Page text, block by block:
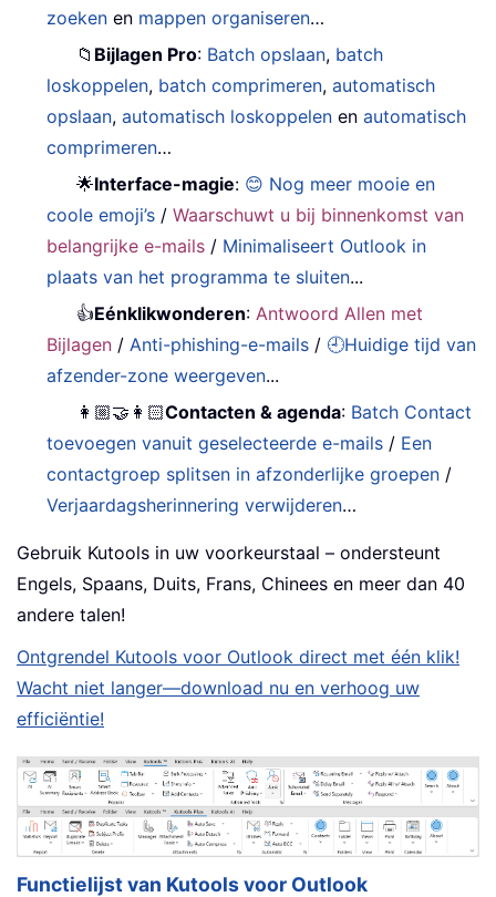
zoeken en mappen organiseren…
📁 Bijlagen Pro: Batch opslaan, batch
loskoppelen, batch comprimeren,automatisch
opslaan,automatisch loskoppelen enautomatisch
comprimeren…
🌟Interface-magie: 😊 Nog meer mooie en
coole emoji’s /Waarschuwt u bij binnenkomst van
belangrijke e-mails / Minimaliseert Outlook in
plaats van het programma te sluiten...
👍Eénklikwonderen:Antwoord Allen met
Bijlagen /Anti-phishing-e-mails / 🕘Huidige tijd van
afzender-zone weergeven...
👩🏼‍🤝‍👩🏻Contacten & agenda: Batch Contact
toevoegen vanuit geselecteerde e-mails / Een
contactgroep splitsen in afzonderlijke groepen /
Verjaardagsherinnering verwijderen…
Gebruik Kutools in uw voorkeurstaal – ondersteunt
Engels, Spaans, Duits, Frans, Chinees en meer dan 40
andere talen!
Ontgrendel Kutools voor Outlook direct met één klik!
Wacht niet langer—download nu en verhoog uw
efficiëntie!
Functielijst van Kutools voor Outlook